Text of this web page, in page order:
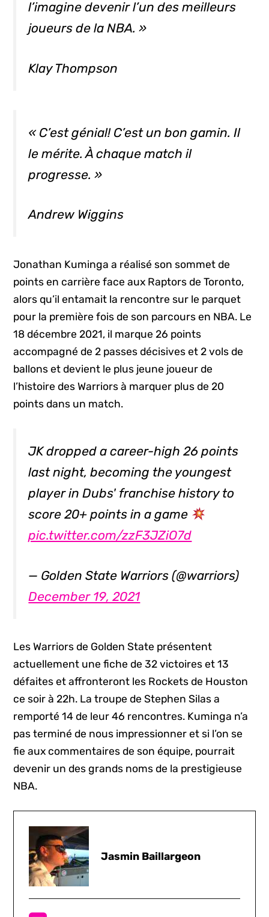
l’imagine devenir l’un des meilleurs
joueurs de la NBA. »
Klay Thompson
« C’est génial! C’est un bon gamin. Il
le mérite. À chaque match il
progresse. »
Andrew Wiggins
Jonathan Kuminga a réalisé son sommet de
points en carrière face aux Raptors de Toronto,
alors qu’il entamait la rencontre sur le parquet
pour la première fois de son parcours en NBA. Le
18 décembre 2021, il marque 26 points
accompagné de 2 passes décisives et 2 vols de
ballons et devient le plus jeune joueur de
l’histoire des Warriors à marquer plus de 20
points dans un match.
JK dropped a career-high 26 points
last night, becoming the youngest
player in Dubs' franchise history to
score 20+ points in a game
pic.twitter.com/zzF3JZiO7d
— Golden State Warriors (@warriors)
December 19, 2021
Les Warriors de Golden State présentent
actuellement une fiche de 32 victoires et 13
défaites et affronteront les Rockets de Houston
ce soir à 22h. La troupe de Stephen Silas a
remporté 14 de leur 46 rencontres. Kuminga n’a
pas terminé de nous impressionner et si l’on se
fie aux commentaires de son équipe, pourrait
devenir un des grands noms de la prestigieuse
NBA.
Jasmin Baillargeon